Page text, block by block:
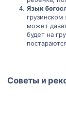
Язык
грузинском
может
будет на
Советы и